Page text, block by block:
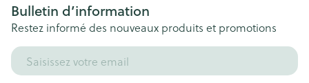
Bulletin d’information
Restez informé des nouveaux produits et promotions
Adresse mail